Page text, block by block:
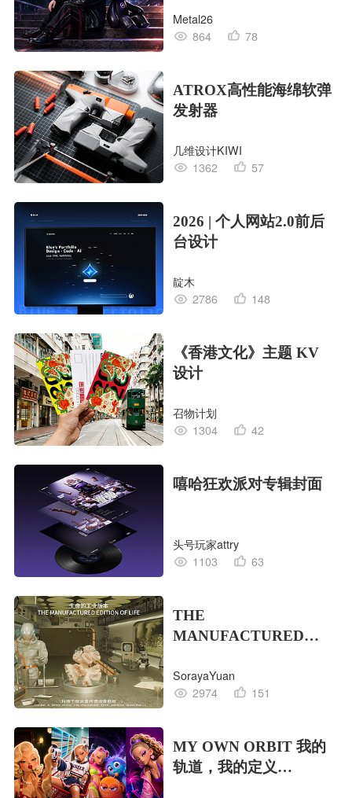
Metal26
864
78
ATROX高性能海绵软弹
发射器
几维设计KIWI
1362
57
2026 | 个人网站2.0前后
台设计
靛木
2786
148
《香港文化》主题 KV
设计
召物计划
1304
42
嘻哈狂欢派对专辑封面
头号玩家attry
1103
63
THE
MANUFACTURED
的工业版本
SorayaYuan
2974
151
MY OWN ORBIT 我的
轨道，我的定义